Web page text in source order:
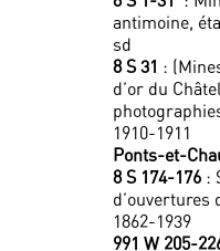
antimoine,
sd
8 S 31 :
d’or du
1910-1911
Ponts-et-
8 S 174-176 :
1862-1939
991 W 205-